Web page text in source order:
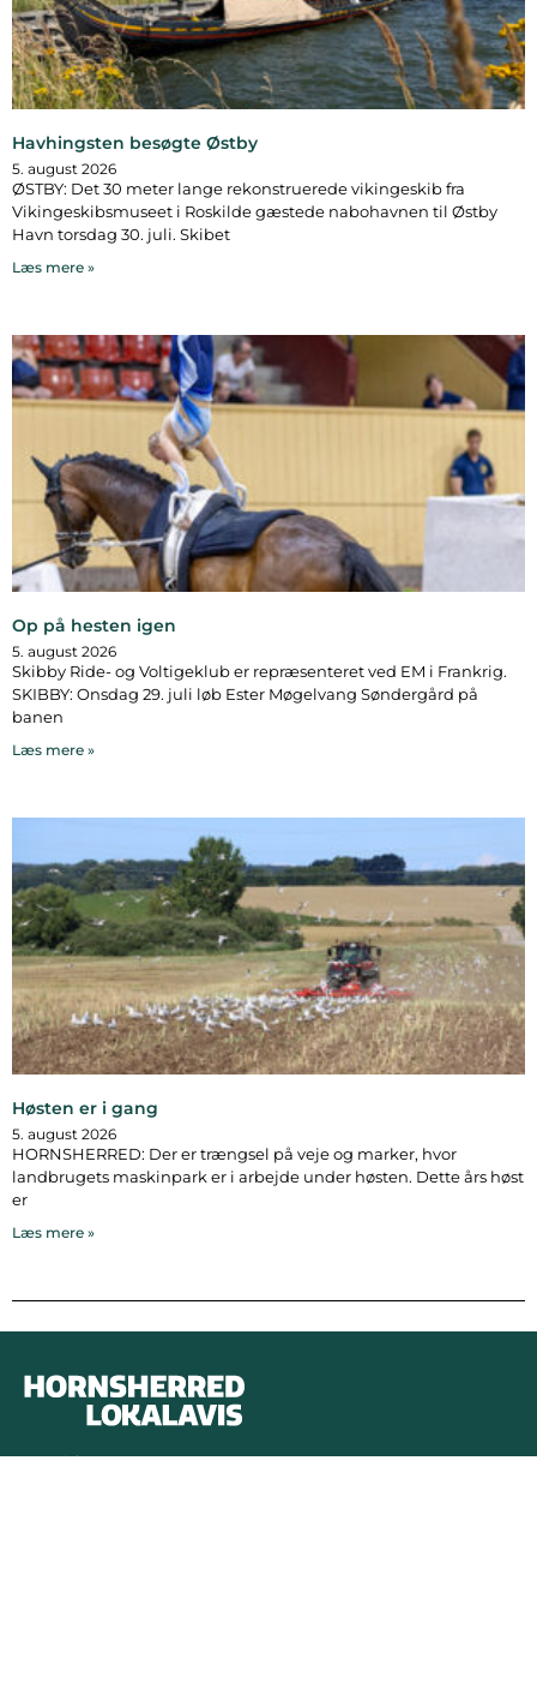
Havhingsten besøgte Østby
5. august 2026
ØSTBY: Det 30 meter lange rekonstruerede vikingeskib fra
Vikingeskibsmuseet i Roskilde gæstede nabohavnen til Østby
Havn torsdag 30. juli. Skibet
Læs mere »
Op på hesten igen
5. august 2026
Skibby Ride- og Voltigeklub er repræsenteret ved EM i Frankrig.
SKIBBY: Onsdag 29. juli løb Ester Møgelvang Søndergård på
banen
Læs mere »
Høsten er i gang
5. august 2026
HORNSHERRED: Der er trængsel på veje og marker, hvor
landbrugets maskinpark er i arbejde under høsten. Dette års høst
er
Læs mere »
Bymidten 3A